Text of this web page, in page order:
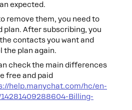
expected.
remove them, you need to
plan. After subscribing, you
contacts you want and
the plan again.
check the main differences
free and paid
help.manychat.com/hc/en-
Billing-